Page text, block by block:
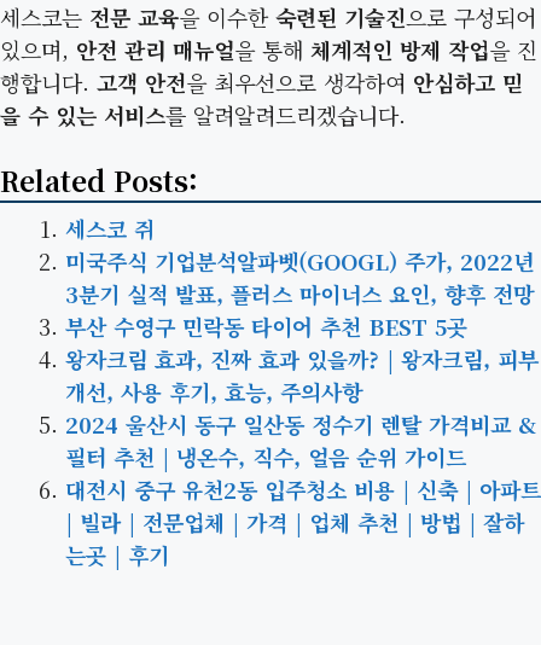
세스코는 전문 교육을 이수한숙련된 기술진으로 구성되어
있으며, 안전 관리 매뉴얼을 통해 체계적인 방제 작업을 진
행합니다. 고객 안전을 최우선으로 생각하여 안심하고 믿
을 수 있는 서비스를 알려알려드리겠습니다.
Related Posts:
세스코 쥐
미국주식 기업분석알파벳(GOOGL) 주가, 2022년
3분기 실적 발표, 플러스 마이너스 요인, 향후 전망
부산 수영구 민락동 타이어 추천 BEST 5곳
왕자크림 효과, 진짜 효과 있을까? | 왕자크림, 피부
개선, 사용 후기, 효능, 주의사항
2024 울산시 동구 일산동 정수기 렌탈 가격비교 &
필터 추천 | 냉온수, 직수, 얼음 순위 가이드
대전시 중구 유천2동 입주청소 비용 | 신축 | 아파트
| 빌라 | 전문업체 | 가격 | 업체 추천 | 방법 | 잘하
는곳 | 후기